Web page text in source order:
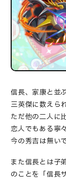
信長、家康と並
三英傑に数えら
ただ他の二人に
恋人でもある寧
今の秀吉は無い
また信長とは子
のことを「信長